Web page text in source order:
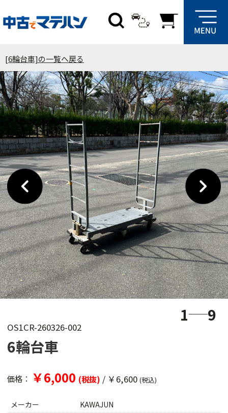
[6輪台車]の一覧へ戻る
1 9
OS1CR-260326-002
6輪台車
価格： ￥6,000 (税抜) / ￥6,600 (税込)
メーカー
KAWAJUN